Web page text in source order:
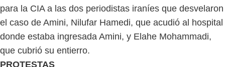
para la CIA a las dos periodistas iraníes que desvelaron
el caso de Amini, Nilufar Hamedi, que acudió al hospital
donde estaba ingresada Amini, y Elahe Mohammadi,
que cubrió su entierro.
PROTESTAS